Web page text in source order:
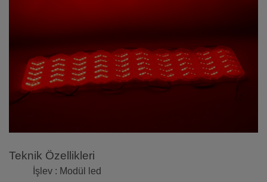
Teknik Özellikleri
İşlev : Modül led